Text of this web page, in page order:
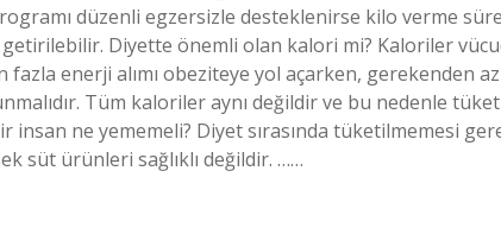
düzenli egzersizle desteklenirse kilo verme
getirilebilir. Diyette önemli olan kalori mi? Kaloriler
enerji alımı obeziteye yol açarken, gerekenden az
Tüm kaloriler aynı değildir ve bu nedenle
insan ne yememeli? Diyet sırasında tüketilmemesi
süt ürünleri sağlıklı değildir. ……